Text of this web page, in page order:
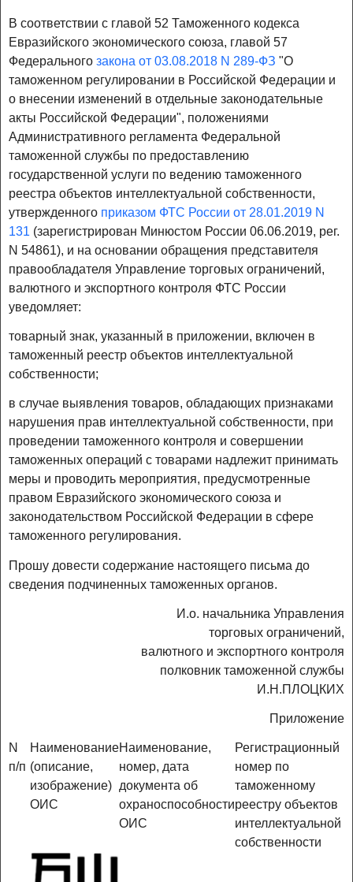
В соответствии с главой 52 Таможенного кодекса
Евразийского экономического союза, главой 57
Федерального закона от 03.08.2018 N 289-ФЗ "О
таможенном регулировании в Российской Федерации и
о внесении изменений в отдельные законодательные
акты Российской Федерации", положениями
Административного регламента Федеральной
таможенной службы по предоставлению
государственной услуги по ведению таможенного
реестра объектов интеллектуальной собственности,
утвержденного приказом ФТС России от 28.01.2019 N
131 (зарегистрирован Минюстом России 06.06.2019, рег.
N 54861), и на основании обращения представителя
правообладателя Управление торговых ограничений,
валютного и экспортного контроля ФТС России
уведомляет:
товарный знак, указанный в приложении, включен в
таможенный реестр объектов интеллектуальной
собственности;
в случае выявления товаров, обладающих признаками
нарушения прав интеллектуальной собственности, при
проведении таможенного контроля и совершении
таможенных операций с товарами надлежит принимать
меры и проводить мероприятия, предусмотренные
правом Евразийского экономического союза и
законодательством Российской Федерации в сфере
таможенного регулирования.
Прошу довести содержание настоящего письма до
сведения подчиненных таможенных органов.
И.о. начальника Управления
торговых ограничений,
валютного и экспортного контроля
полковник таможенной службы
И.Н.ПЛОЦКИХ
Приложение
N
п/п
Наименование
(описание,
изображение)
ОИС
Наименование,
номер, дата
документа об
охраноспособности
ОИС
Регистрационный
номер по
таможенному
реестру объектов
интеллектуальной
собственности